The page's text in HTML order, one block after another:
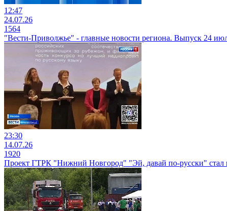
12:47
24.07.26
1564
"Вести-Приволжье" - главные новости региона. Выпуск 24
23:30
14.07.26
1920
Проект ГТРК "Нижний Новгород" "Эй, давай по-русски" стал